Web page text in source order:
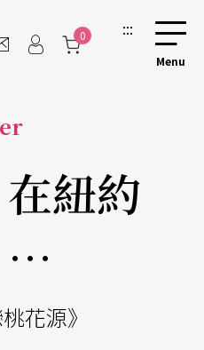
0 :::
紐約
…
花源》